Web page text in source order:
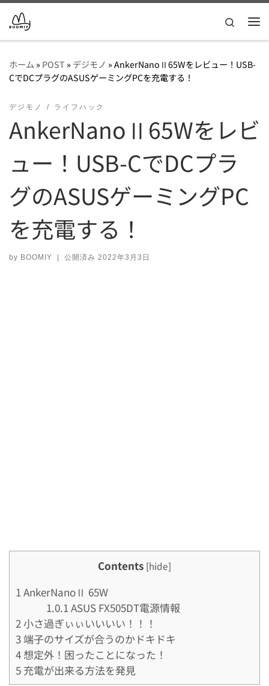
コンテンツへスキップ
Search
ホーム » POST » デジモノ »AnkerNanoⅡ65Wをレビュー！USB-
CでDCプラグのASUSゲーミングPCを充電する！
デジモノ ライフハック
AnkerNanoⅡ65Wをレビ
ュー！USB-CでDCプラ
グのASUSゲーミングPC
を充電する！
by BOOMIY 公開済み 2022年3月3日
Contents [hide]
1AnkerNanoⅡ 65W
1.0.1ASUS FX505DT電源情報
2小さ過ぎぃぃいいいい！！！
3端子のサイズが合うのかドキドキ
4想定外！困ったことになった！
5 充電が出来る方法を発見